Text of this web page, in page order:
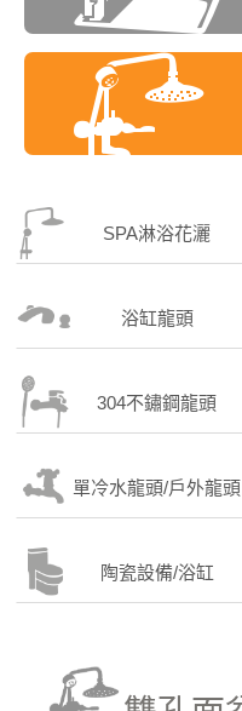
SPA淋浴花灑
浴缸龍頭
304不鏽鋼龍頭
單冷水龍頭/戶外龍頭
陶瓷設備/浴缸